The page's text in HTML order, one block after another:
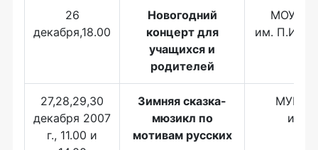
26
декабря,18.00
Новогодний
концерт для
учащихся и
родителей
МОУ
им.
27,28,29,30
декабря 2007
г., 11.00 и
Зимняя сказка-
мюзикл по
мотивам русских
МУК